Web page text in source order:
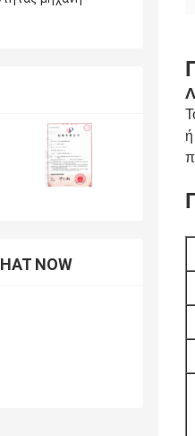
NOW